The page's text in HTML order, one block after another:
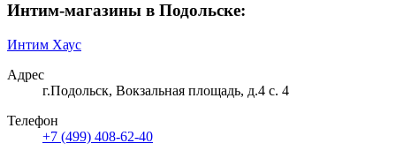
Интим-магазины в Подольске:
Интим Хаус
Адрес
г.Подольск, Вокзальная площадь, д.4 с. 4
Телефон
+7 (499) 408-62-40